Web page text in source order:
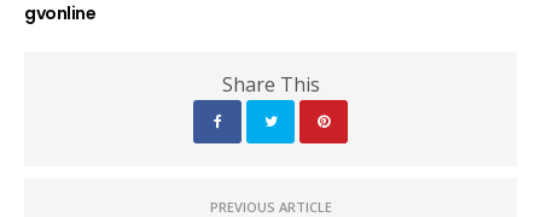
gvonline
Share This
PREVIOUS ARTICLE